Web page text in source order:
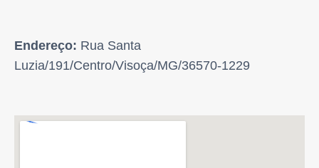
Endereço: Rua Santa
Luzia/191/Centro/Visoça/MG/36570-1229